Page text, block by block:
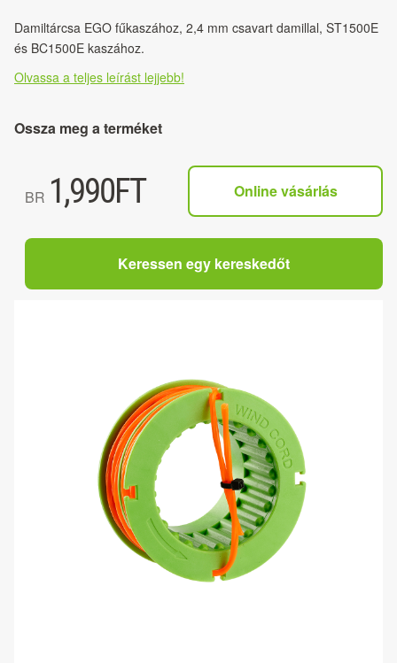
Damiltárcsa EGO fűkaszához, 2,4 mm csavart damillal, ST1500E
és BC1500E kaszához.
Olvassa a teljes leírást lejjebb!
Ossza meg a terméket
BR 1,990FT Online vásárlás
Keressen egy kereskedőt